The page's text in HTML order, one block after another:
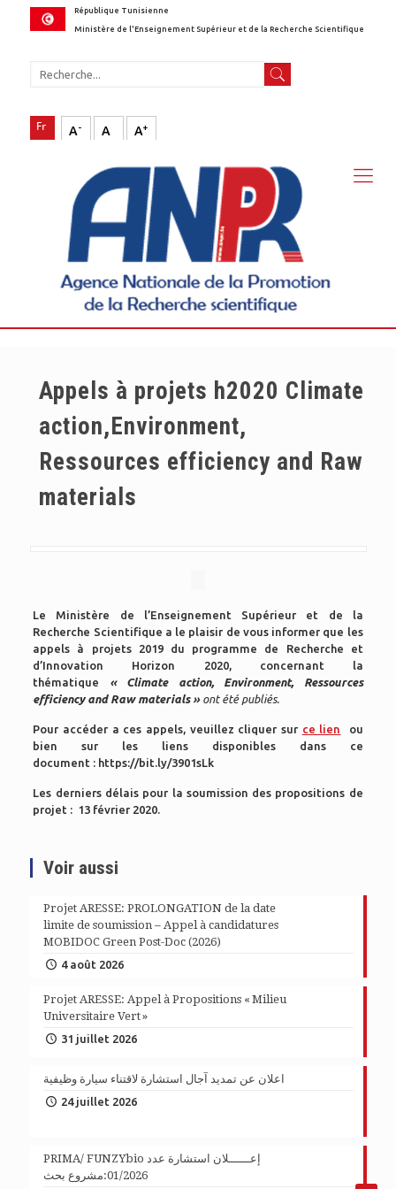
République Tunisienne
Ministère de l'Enseignement Supérieur et de la Recherche Scientifique
A- A A+
Appels à projets h2020 Climate
action,Environment,
Ressources efficiency and Raw
materials
Le Ministère de l’Enseignement Supérieur et de la
Recherche Scientifique a le plaisir de vous informer que les
appels à projets 2019 du programme de Recherche et
d’Innovation Horizon 2020, concernant la
thématique « Climate action, Environment, Ressources
efficiency and Raw materials »ont été publiés.
Pour accéder a ces appels, veuillez cliquer sur ce lien ou
bien sur les liens disponibles dans ce
document : https://bit.ly/3901sLk
Les derniers délais pour la soumission des propositions de
projet : 13 février 2020.
Voir aussi
Projet ARESSE: PROLONGATION de la date
limite de soumission – Appel à candidatures
MOBIDOC Green Post-Doc (2026)
4 août 2026
Projet ARESSE: Appel à Propositions « Milieu
Universitaire Vert »
31 juillet 2026
اعلان عن تمديد آجال استشارة لاقتناء سيارة وظيفية
24 juillet 2026
PRIMA/ FUNZYbio إعــــــلان استشارة عدد
01/2026:مشروع بحث